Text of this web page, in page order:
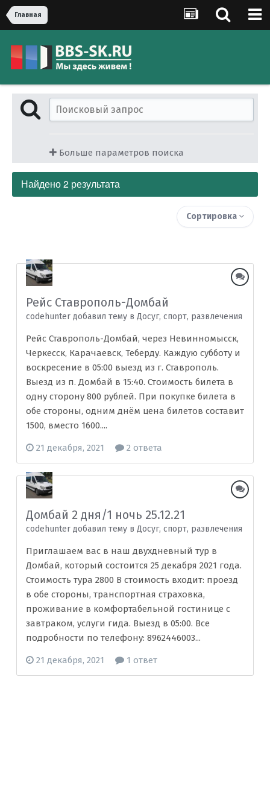
Главная
Больше параметров поиска
Найдено 2 результата
Сортировка
Рейс Ставрополь-Домбай
codehunter добавил тему в Досуг, спорт, развлечения
Рейс Ставрополь-Домбай, через Невинномысск,
Черкесск, Карачаевск, Теберду. Каждую субботу и
воскресение в 05:00 выезд из г. Ставрополь.
Выезд из п. Домбай в 15:40. Стоимость билета в
одну сторону 800 рублей. При покупке билета в
обе стороны, одним днём цена билетов составит
1500, вместо 1600....
21 декабря, 2021 2 ответа
Домбай 2 дня/1 ночь 25.12.21
codehunter добавил тему в Досуг, спорт, развлечения
Приглашаем вас в наш двухдневный тур в
Домбай, который состоится 25 декабря 2021 года.
Стоимость тура 2800 В стоимость входит: проезд
в обе стороны, транспортная страховка,
проживание в комфортабельной гостинице с
завтраком, услуги гида. Выезд в 05:00. Все
подробности по телефону: 8962446003...
21 декабря, 2021 1 ответ